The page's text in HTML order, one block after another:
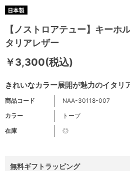
【ノストロアテュー】キーホ
タリアレザー
きれいなカラー展開が魅力のイタリ
￥3,300(税込)
商品コード
NAA-30118-007
カラー
トープ
在庫
◎
無料ギフトラッピング